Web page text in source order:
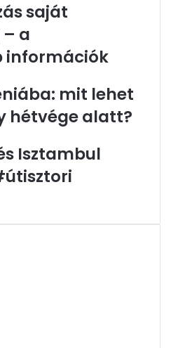
saját
– a
információk
mit lehet
hétvége alatt?
Isztambul